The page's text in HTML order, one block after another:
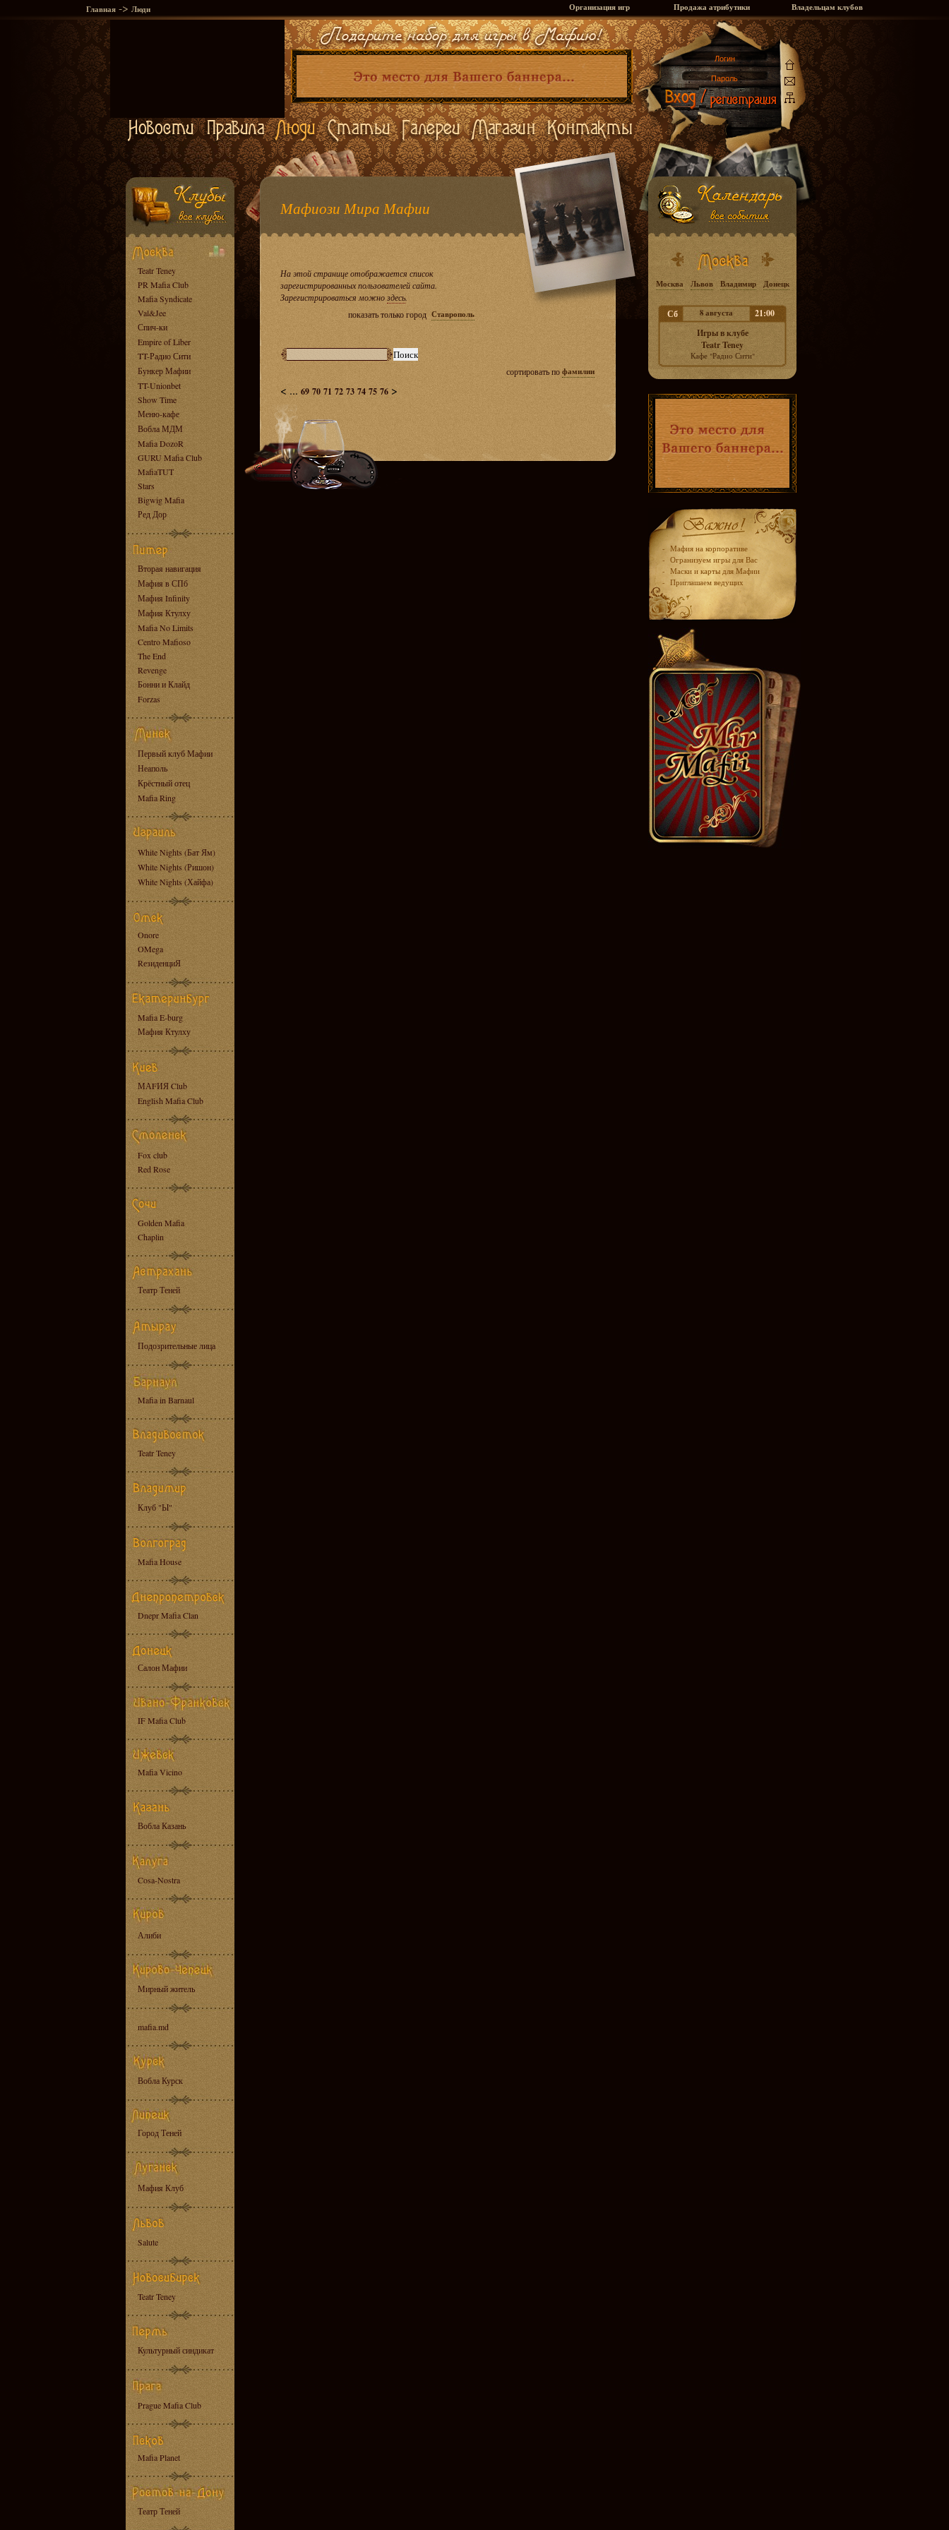
Главная -> Люди Организация игр Продажа атрибутики Владельцам клубов
Teatr Teney
PR Mafia Club
Mafia Syndicate
Val&Jee
Спич-ки
Empire of Liber
TT-Радио Сити
Бункер Мафии
TT-Unionbet
Show Time
Меню-кафе
Вобла МДМ
Mafia DozoR
GURU Mafia Club
MafiaTUT
Stars
Bigwig Mafia
Ред Дор
Вторая навигация
Мафия в СПб
Мафия Infinity
Мафия Ктулху
Mafia No Limits
Centro Mafioso
The End
Revenge
Бонни и Клайд
Forzas
Первый клуб Мафии
Неаполь
Крёстный отец
Mafia Ring
White Nights (Бат Ям)
White Nights (Ришон)
White Nights (Хайфа)
Onore
OMega
RезиденциЯ
Mafia E-burg
Мафия Ктулху
МАFИЯ Club
English Mafia Club
Fox club
Red Rose
Golden Mafia
Chaplin
Театр Теней
Подозрительные лица
Mafia in Barnaul
Teatr Teney
Клуб "Ы"
Mafia House
Dnepr Mafia Clan
Салон Мафии
IF Mafia Club
Mafia Vicino
Вобла Казань
Cosa-Nostra
Алиби
Мирный житель
mafia.md
Вобла Курск
Город Теней
Мафия Клуб
Salute
Teatr Teney
Культурный синдикат
Prague Mafia Club
Mafia Planet
Театр Теней
Мафиози Мира Мафии
На этой странице отображается список
зарегистрированных пользователей сайта.
Зарегистрироваться можноздесь.
показать только город Ставрополь
сортировать пофамилии
< ... 69 70 71 72 73 74 75 76 >
Москва Львов Владимир Донецк
Сб 8 августа
21:00
Игры в клубе
Teatr Teney
Кафе "Радио Сити"
- Мафия на корпоративе
- Огранизуем игры для Вас
- Маски и карты для Мафии
- Приглашаем ведущих